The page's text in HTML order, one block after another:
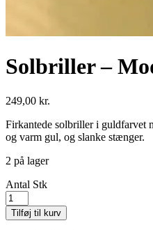
Solbriller –
249,00 kr.
Firkantede solbriller i guldfarvet
og varm gul, og slanke stænger.
2 på lager
Antal Stk
Tilføj til kurv